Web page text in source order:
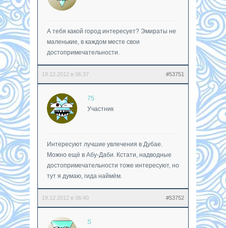
А тебя какой город интересует? Эмираты не
маленькие, в каждом месте свои
достопримечательности.
19.12.2012 в 06:37 #53751
75
Участник
Интересуют лучшие увлечения в Дубае.
Можно ещё в Абу-Даби. Кстати, надводные
достопримечательности тоже интересуют, но
тут я думаю, гида наймём.
19.12.2012 в 06:40 #53752
S